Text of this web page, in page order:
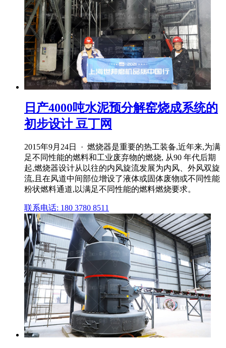
日产4000吨水泥预分解窑烧成系统的
初步设计 豆丁网
2015年9月24日 · 燃烧器是重要的热工装备,近年来,为满
足不同性能的燃料和工业废弃物的燃烧, 从90 年代后期
起,燃烧器设计从以往的内风旋流发展为内风、外风双旋
流,且在风道中间部位增设了液体或固体废物或不同性能
粉状燃料通道,以满足不同性能的燃料燃烧要求。
联系电话: 180 3780 8511